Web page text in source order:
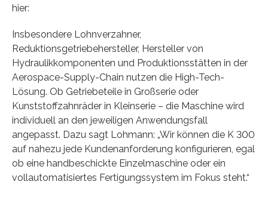
hier:
Insbesondere Lohnverzahner,
Reduktionsgetriebehersteller, Hersteller von
Hydraulikkomponenten und Produktionsstätten in der
Aerospace-Supply-Chain nutzen die High-Tech-
Lösung. Ob Getriebeteile in Großserie oder
Kunststoffzahnräder in Kleinserie – die Maschine wird
individuell an den jeweiligen Anwendungsfall
angepasst. Dazu sagt Lohmann: „Wir können die K 300
auf nahezu jede Kundenanforderung konfigurieren, egal
ob eine handbeschickte Einzelmaschine oder ein
vollautomatisiertes Fertigungssystem im Fokus steht.“